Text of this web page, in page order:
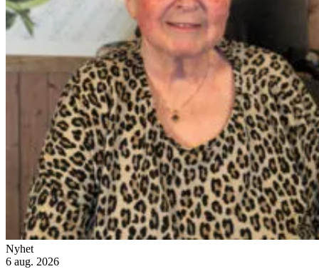
Nyhet
6 aug. 2026